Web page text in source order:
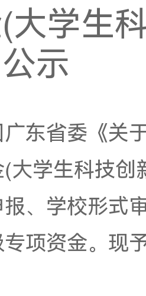
年
(大学
公示
广东省委
(大学生科